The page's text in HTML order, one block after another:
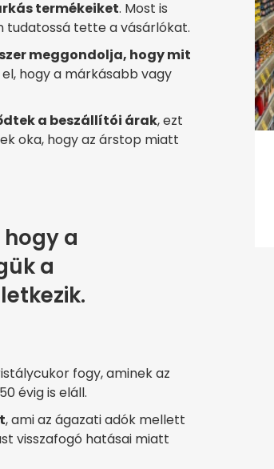
termékeiket. Most is
tudatossá tette a vásárlókat.
meggondolja, hogy mit
hogy a márkásabb vagy
a beszállítói árak, ezt
oka, hogy az árstop miatt
a
a
fogy, aminek az
évig is eláll.
, ami az ágazati adók mellett
visszafogó hatásai miatt